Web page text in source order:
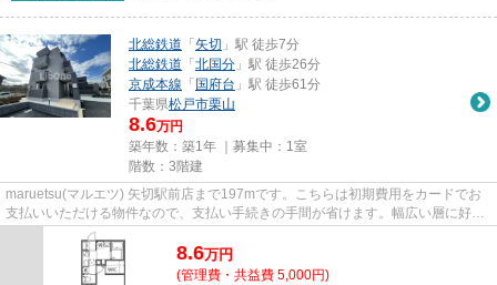
北総鉄道 「 矢切 」駅 徒歩7分
北総鉄道 「 北国分 」駅 徒歩26分
京成本線 「 国府台 」駅 徒歩61分
千葉県松戸市栗山
8.6万円
築年数：築1年 ｜募集中： 1室
階数：3階建
maruetsu(マルエツ) 矢切駅前店まで197mです。こちらは初期費用をカードでお
支払いいただける物件なので、支払い手続きの手間が省けます。幅広い層に好評
な、駅から徒歩7分に立地する...
8.6万円
(管理費・共益費 5,000円)